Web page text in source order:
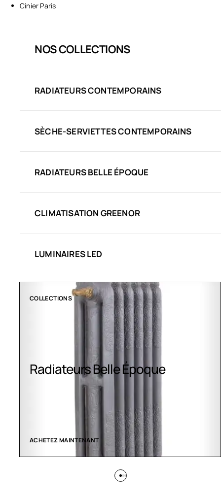
Cinier Paris
NOS COLLECTIONS
RADIATEURS CONTEMPORAINS
SÈCHE-SERVIETTES CONTEMPORAINS
RADIATEURS BELLE ÉPOQUE
CLIMATISATION GREENOR
LUMINAIRES LED
CLIMATISATION GREENOR
Climatisation Greenor
VOIR LES CRÉATIONS